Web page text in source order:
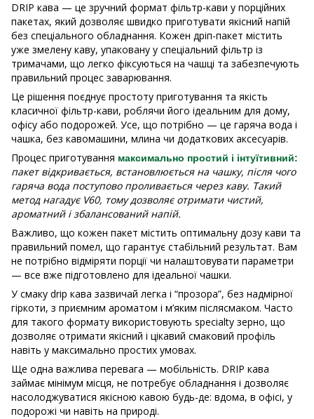
DRIP кава — це зручний формат фільтр-кави у порційних
пакетах, який дозволяє швидко приготувати якісний напій
без спеціального обладнання. Кожен дріп-пакет містить
уже змелену каву, упаковану у спеціальний фільтр із
тримачами, що легко фіксуються на чашці та забезпечують
правильний процес заварювання.
Це рішення поєднує простоту приготування та якість
класичної фільтр-кави, роблячи його ідеальним для дому,
офісу або подорожей. Усе, що потрібно — це гаряча вода і
чашка, без кавомашини, млина чи додаткових аксесуарів.
Процес приготування максимально простий і інтуїтивний:
пакет відкривається, встановлюється на чашку, після чого
гаряча вода поступово проливається через каву. Такий
метод нагадує V60, тому дозволяє отримати чистий,
ароматний і збалансований напій.
Важливо, що кожен пакет містить оптимальну дозу кави та
правильний помел, що гарантує стабільний результат. Вам
не потрібно відміряти порції чи налаштовувати параметри
— все вже підготовлено для ідеальної чашки.
У смаку drip кава зазвичай легка і “прозора”, без надмірної
гіркоти, з приємним ароматом і м’яким післясмаком. Часто
для такого формату використовують specialty зерно, що
дозволяє отримати якісний і цікавий смаковий профіль
навіть у максимально простих умовах.
Ще одна важлива перевага — мобільність. DRIP кава
займає мінімум місця, не потребує обладнання і дозволяє
насолоджуватися якісною кавою будь-де: вдома, в офісі, у
подорожі чи навіть на природі.